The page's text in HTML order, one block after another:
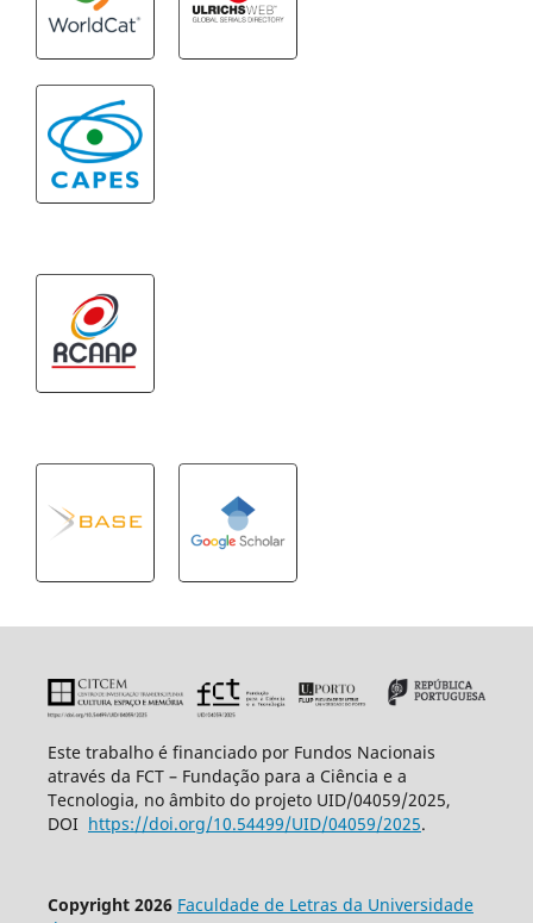
Este trabalho é financiado por Fundos Nacionais
através da FCT – Fundação para a Ciência e a
Tecnologia, no âmbito do projeto UID/04059/2025,
DOI https://doi.org/10.54499/UID/04059/2025.
Copyright 2026 Faculdade de Letras da Universidade